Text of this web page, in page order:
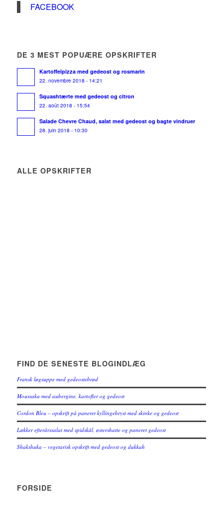
FACEBOOK
DE 3 MEST POPUÆRE OPSKRIFTER
Kartoffelpizza med gedeost og rosmarin
22. novembre 2018 - 14:21
Squashtærte med gedeost og citron
22. août 2018 - 15:54
Salade Chevre Chaud, salat med gedeost og bagte vindruer
28. juin 2018 - 10:30
ALLE OPSKRIFTER
FIND DE SENESTE BLOGINDLÆG
Fransk løgsuppe med gedeostebrød
Moussaka med aubergine, kartofler og gedeost
Cordon Bleu – opskrift på paneret kyllingebryst med skinke og gedeost
Lækker efterårssalat med spidskål, østershatte og paneret gedeost
Shakshuka – vegetarisk opskrift med gedeost og dukkah
FORSIDE